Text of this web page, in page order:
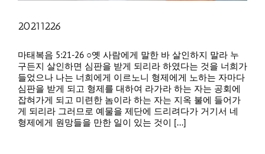
20211226
마태복음 5:21-26 ○옛 사람에게 말한 바 살인하지 말라 누
구든지 살인하면 심판을 받게 되리라 하였다는 것을 너희가
들었으나 나는 너희에게 이르노니 형제에게 노하는 자마다
심판을 받게 되고 형제를 대하여 라가라 하는 자는 공회에
잡혀가게 되고 미련한 놈이라 하는 자는 지옥 불에 들어가
게 되리라 그러므로 예물을 제단에 드리려다가 거기서 네
형제에게 원망들을 만한 일이 있는 것이 [...]